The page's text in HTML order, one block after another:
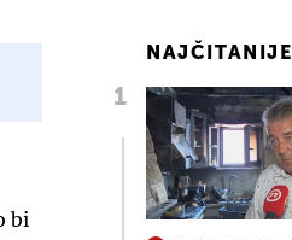
bi
NAJČITANIJE